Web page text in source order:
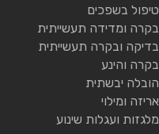
טיפול בשפכים
בקרה ומדידה תעשייתית
בדיקה ובקרה תעשייתית
בקרה והינע
הובלה יבשתית
אריזה ומילוי
מלגזות ועגלות שינוע